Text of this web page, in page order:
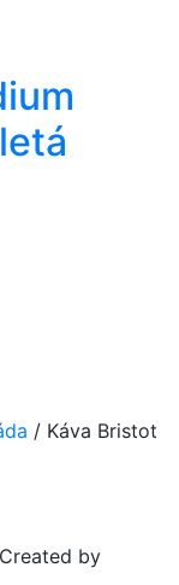
/ Káva Bristot
by